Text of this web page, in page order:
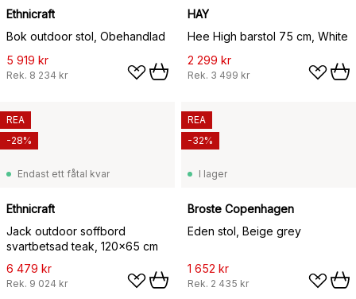
Ethnicraft
Bok outdoor stol, Obehandlad
5 919 kr
Rek. 8 234 kr
HAY
Hee High barstol 75 cm, White
2 299 kr
Rek. 3 499 kr
Endast ett fåtal kvar
Ethnicraft
Jack outdoor soffbord
svartbetsad teak, 120x65 cm
6 479 kr
Rek. 9 024 kr
REA
-28%
I lager
Broste Copenhagen
Eden stol, Beige grey
1 652 kr
Rek. 2 435 kr
REA
-32%